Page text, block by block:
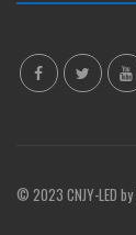
© 2023 CNJY-LED by